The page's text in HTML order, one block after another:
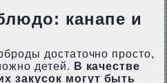
канапе и
достаточно просто,
детей. В качестве
закусок могут быть